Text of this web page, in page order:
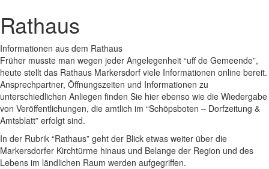
Rathaus
Informationen aus dem Rathaus
Früher musste man wegen jeder Angelegenheit “uff de Gemeende”,
heute stellt das Rathaus Markersdorf viele Informationen online bereit.
Ansprechpartner, Öffnungszeiten und Informationen zu
unterschiedlichen Anliegen finden Sie hier ebenso wie die Wiedergabe
von Veröffentlichungen, die amtlich im “Schöpsboten – Dorfzeitung &
Amtsblatt” erfolgt sind.
In der Rubrik “Rathaus” geht der Blick etwas weiter über die
Markersdorfer Kirchtürme hinaus und Belange der Region und des
Lebens im ländlichen Raum werden aufgegriffen.